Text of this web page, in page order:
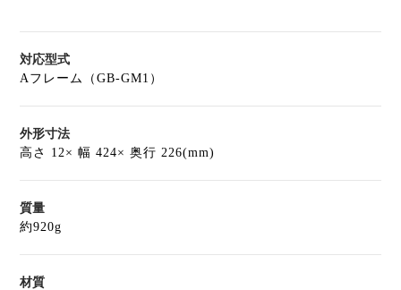
対応型式
Aフレーム（GB-GM1）
外形寸法
高さ 12× 幅 424× 奥行 226(mm)
質量
約920g
材質